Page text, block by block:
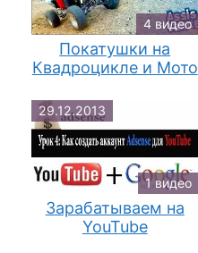
4 видео
Покатушки на
Квадроцикле и Мото
29.12.2013
1 видео
Зарабатываем на
YouTube